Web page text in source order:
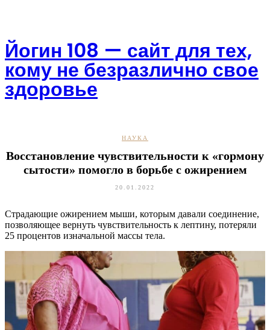
Йогин 108 — сайт для тех,
кому не безразлично свое
здоровье
НАУКА
Восстановление чувствительности к «гормону
сытости» помогло в борьбе с ожирением
20.01.2022
Страдающие ожирением мыши, которым давали соединение,
позволяющее вернуть чувствительность к лептину, потеряли
25 процентов изначальной массы тела.